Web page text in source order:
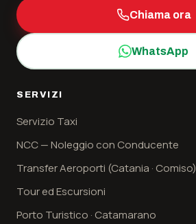
Chiama ora
WhatsApp
SERVIZI
Servizio Taxi
NCC — Noleggio con Conducente
Transfer Aeroporti (Catania · Comiso)
Tour ed Escursioni
Porto Turistico · Catamarano